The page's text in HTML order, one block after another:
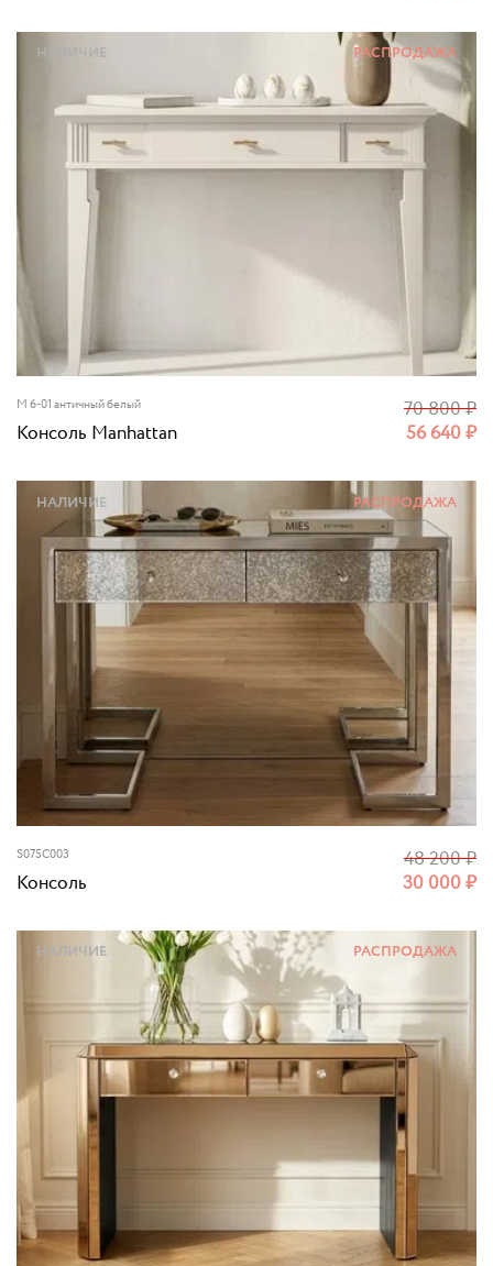
M 6-01 античный белый
Консоль Manhattan 56 640₽
70 800₽
РАСПРОДАЖА
НАЛИЧИЕ
S075C003
Консоль 30 000₽
48 200₽
РАСПРОДАЖА
НАЛИЧИЕ
РАСПРОДАЖА
НАЛИЧИЕ